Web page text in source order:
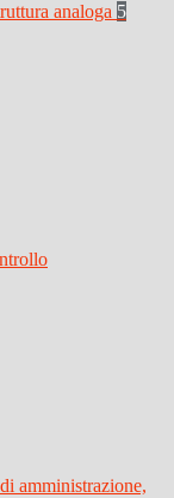
analoga 5
amministrazione,